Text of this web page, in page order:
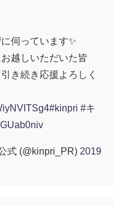
伺っています✨
越しいただいた皆
き続き応援よろしく
#kinpri #キ
式 (@kinpri_PR) 2019